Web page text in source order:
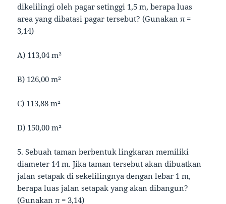
dikelilingi oleh pagar setinggi 1,5 m, berapa luas
area yang dibatasi pagar tersebut? (Gunakan π =
3,14)
A) 113,04 m²
B) 126,00 m²
C) 113,88 m²
D) 150,00 m²
5. Sebuah taman berbentuk lingkaran memiliki
diameter 14 m. Jika taman tersebut akan dibuatkan
jalan setapak di sekelilingnya dengan lebar 1 m,
berapa luas jalan setapak yang akan dibangun?
(Gunakan π = 3,14)